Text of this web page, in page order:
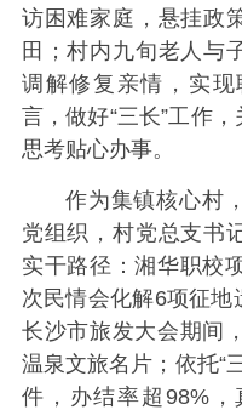
访困难家庭，悬挂政
田；村内九旬老人与
调解修复亲情，实
言，做好“三长”工作
思考贴心办事。
作为集镇核心村
党组织，村党总支书
实干路径：湘华职校
次民情会化解6项征
长沙市旅发大会期间
温泉文旅名片；依托“
件，办结率超98%